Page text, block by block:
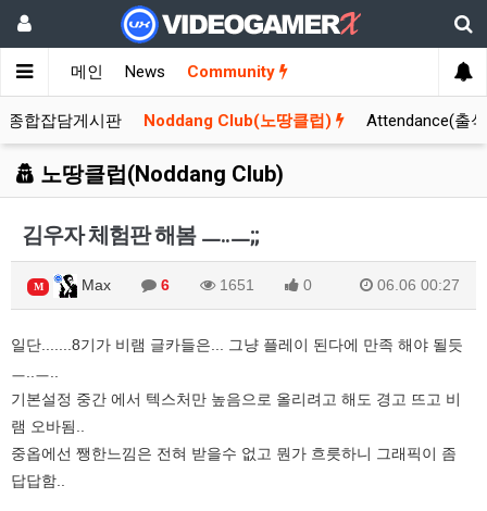
메인 News Community
종합잡담게시판 Noddang Club(노땅클럽) Attendance(출
노땅클럽(Noddang Club)
김우자 체험판 해봄 ㅡ..ㅡ;;
M Max 6 1651 0 06.06 00:27
일단.......8기가 비램 글카들은... 그냥 플레이 된다에 만족 해야 될듯
ㅡ..ㅡ..
기본설정 중간 에서 텍스처만 높음으로 올리려고 해도 경고 뜨고 비
램 오바됨..
중옵에선 쨍한느낌은 전혀 받을수 없고 뭔가 흐릇하니 그래픽이 좀
답답함..